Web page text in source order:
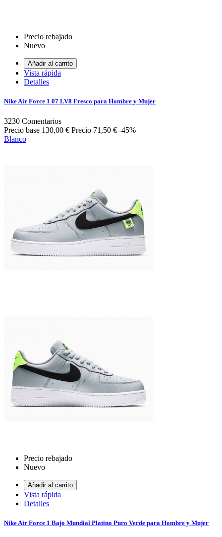
Precio rebajado
Nuevo
Añadir al carrito
Vista rápida
Detalles
Nike Air Force 1 07 LV8 Fresco para Hombre y Mujer
3230 Comentarios
Precio base 130,00 € Precio 71,50 € -45%
Blanco
Precio rebajado
Nuevo
Añadir al carrito
Vista rápida
Detalles
Nike Air Force 1 Bajo Mundial Platino Puro Verde para Hombre y Mujer